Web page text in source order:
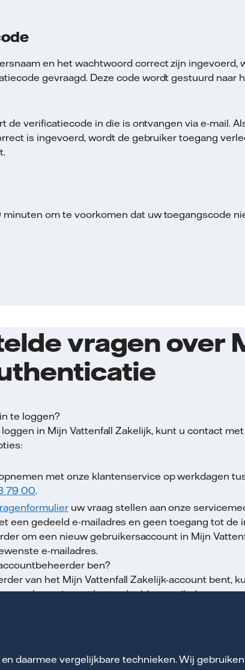
daarmee vergelijkbare technieken. Wij gebruiken
en het wachtwoord correct zijn ingevoerd,
gevraagd. Deze code wordt gestuurd naar
de verificatiecode in die is ontvangen via e-mail.
is ingevoerd, wordt de gebruiker toegang
minuten om te voorkomen dat uw toegangscode
vragen over
te loggen?
in Mijn Vattenfall Zakelijk, kunt u contact
met onze klantenservice op werkdagen
79 00.
uw vraag stellen aan onze
een gedeeld e-mailadres en geen toegang tot de
om een nieuw gebruikersaccount in Mijn
e-mailadres.
ben?
van het Mijn Vattenfall Zakelijk-account bent,
logt u in met het gedeelde e-mailadres en